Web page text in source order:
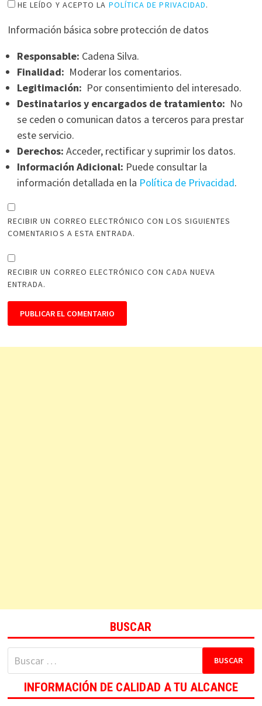
HE LEÍDO Y ACEPTO LA POLÍTICA DE PRIVACIDAD.
Información básica sobre protección de datos
Responsable: Cadena Silva.
Finalidad: Moderar los comentarios.
Legitimación: Por consentimiento del interesado.
Destinatarios y encargados de tratamiento: No
se ceden o comunican datos a terceros para prestar
este servicio.
Derechos: Acceder, rectificar y suprimir los datos.
Información Adicional: Puede consultar la
información detallada en la Política de Privacidad.
RECIBIR UN CORREO ELECTRÓNICO CON LOS SIGUIENTES
COMENTARIOS A ESTA ENTRADA.
RECIBIR UN CORREO ELECTRÓNICO CON CADA NUEVA
ENTRADA.
BUSCAR
Buscar:
INFORMACIÓN DE CALIDAD A TU ALCANCE